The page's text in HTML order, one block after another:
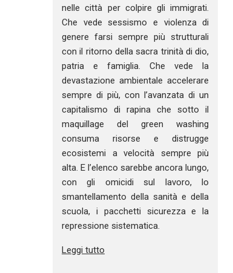
nelle città per colpire gli immigrati.
Che vede sessismo e violenza di
genere farsi sempre più strutturali
con il ritorno della sacra trinità di dio,
patria e famiglia. Che vede la
devastazione ambientale accelerare
sempre di più, con l’avanzata di un
capitalismo di rapina che sotto il
maquillage del green washing
consuma risorse e distrugge
ecosistemi a velocità sempre più
alta. E l’elenco sarebbe ancora lungo,
con gli omicidi sul lavoro, lo
smantellamento della sanità e della
scuola, i pacchetti sicurezza e la
repressione sistematica.
Leggi tutto